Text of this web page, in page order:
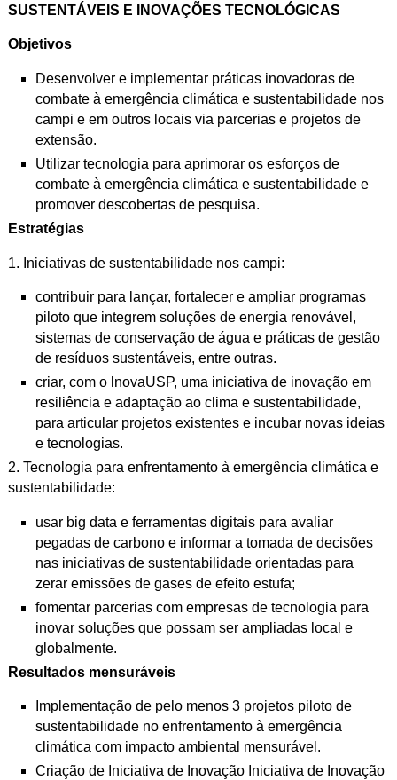
SUSTENTÁVEIS E INOVAÇÕES TECNOLÓGICAS
Objetivos
Desenvolver e implementar práticas inovadoras de
combate à emergênciaclimática e sustentabilidade nos
campi e em outros locais via parcerias e projetos de
extensão.
Utilizar tecnologia para aprimorar os esforços de
combate à emergência climática e sustentabilidade e
promover descobertas de pesquisa.
Estratégias
1. Iniciativas de sustentabilidade nos campi:
contribuir para lançar, fortalecer e ampliar programas
piloto que integrem soluções de energia renovável,
sistemas de conservação de água e práticas de gestão
de resíduos sustentáveis, entre outras.
criar, com o lnovaUSP, uma iniciativa de inovação em
resiliência eadaptação ao clima e sustentabilidade,
para articular projetos existentes e incubar novas ideias
e tecnologias.
2. Tecnologia para enfrentamento à emergência climática e
sustentabilidade:
usar big data e ferramentas digitais para avaliar
pegadas de carbono e informar a tomada de decisões
nas iniciativas de sustentabilidadeorientadas para
zerar emissões de gases de efeito estufa;
fomentar parcerias com empresas de tecnologia para
inovar soluções que possam ser ampliadas local e
globalmente.
Resultados mensuráveis
Implementação de pelo menos 3 projetos piloto de
sustentabilidade no enfrentamento à emergência
climática com impacto ambiental mensurável.
Criação de Iniciativa de Inovação Iniciativa de Inovação